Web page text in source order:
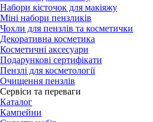
Набори кісточок для макіяжу
Міні набори пензликів
Чохли для пензлів та косметички
Декоративна косметика
Косметичні аксесуари
Подарункові сертифікати
Пензлі для косметології
Очищення пензлів
Сервіси та переваги
Каталог
Кампейни